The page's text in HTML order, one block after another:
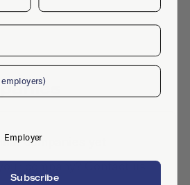
companies yet
company?Contact us
Employer
Subscribe